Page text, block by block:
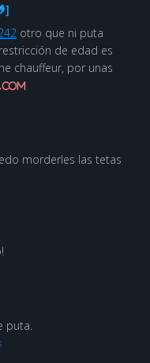
otro que ni puta
de edad es
chauffeur, por unas
morderles las tetas
puta.